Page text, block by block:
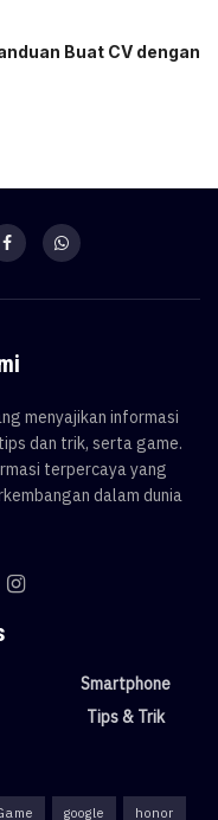
Buat CV dengan
menyajikan informasi
dan trik, serta game.
terpercaya yang
dalam dunia
Smartphone
Tips & Trik
google honor